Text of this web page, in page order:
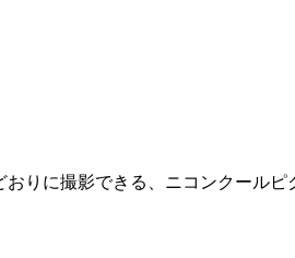
りに撮影できる、ニコンクールピ